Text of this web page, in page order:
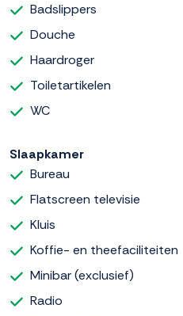
Badslippers
Douche
Haardroger
Toiletartikelen
WC
Slaapkamer
Bureau
Flatscreen televisie
Kluis
Koffie- en theefaciliteiten
Minibar (exclusief)
Radio